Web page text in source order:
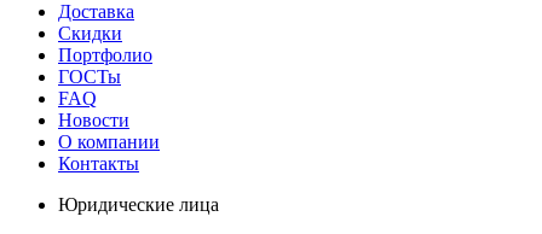
Доставка
Скидки
Портфолио
ГОСТы
FAQ
Новости
О компании
Контакты
Юридические лица